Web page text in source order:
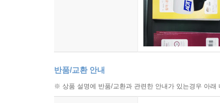
반품/교환 안내
※ 상품 설명에 반품/교환과 관련한 안내가 있는경우 아